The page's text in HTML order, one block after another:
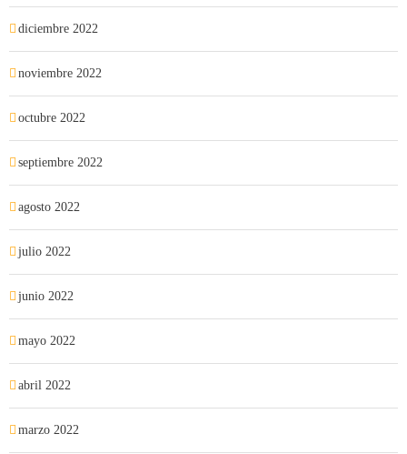
diciembre 2022
noviembre 2022
octubre 2022
septiembre 2022
agosto 2022
julio 2022
junio 2022
mayo 2022
abril 2022
marzo 2022